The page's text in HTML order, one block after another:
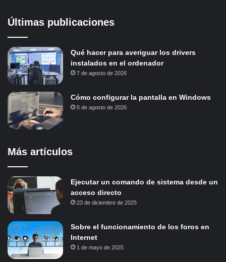
Últimas publicaciones
Qué hacer para averiguar los drivers
instalados en el ordenador
7 de agosto de 2026
Cómo configurar la pantalla en Windows
5 de agosto de 2026
Más artículos
Ejecutar un comando de sistema desde un
acceso directo
23 de diciembre de 2025
Sobre el funcionamiento de los foros en
Internet
1 de mayo de 2025